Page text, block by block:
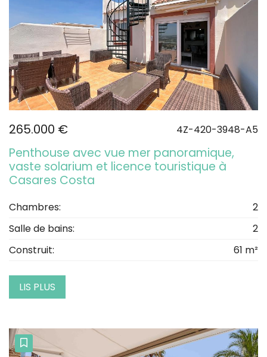
265.000 € 4Z-420-3948-A5
Penthouse avec vue mer panoramique,
vaste solarium et licence touristique à
Casares Costa
Chambres:
2
Salle de bains:
2
Construit:
61 m²
LIS PLUS